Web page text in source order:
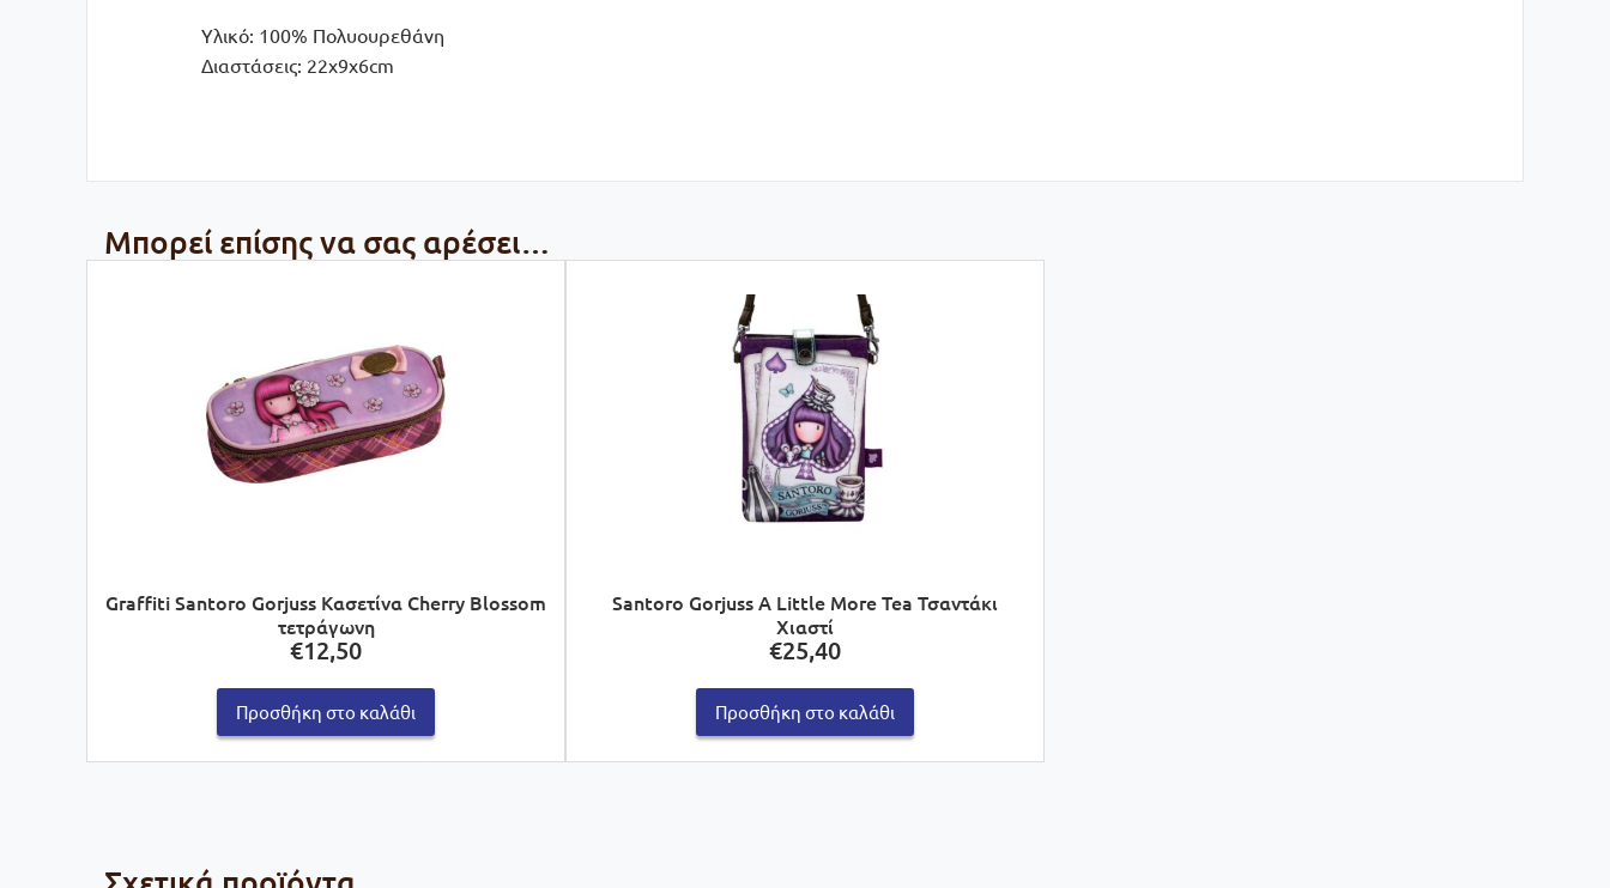
Υλικό: 100% Πολυουρεθάνη
Διαστάσεις: 22x9x6cm
Μπορεί επίσης να σας αρέσει…
Graffiti Santoro Gorjuss Κασετίνα Cherry Blossom
τετράγωνη
€12,50
Προσθήκη στο καλάθι
Santoro Gorjuss A Little More Tea Τσαντάκι
Χιαστί
€25,40
Προσθήκη στο καλάθι